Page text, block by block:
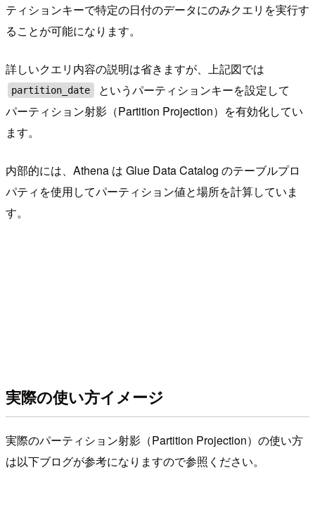
ティションキーで特定の日付のデータにのみクエリを実行す
ることが可能になります。
詳しいクエリ内容の説明は省きますが、上記図では
partition_date
というパーティションキーを設定して
パーティション射影（Partition Projection）を有効化してい
ます。
内部的には、Athena は Glue Data Catalog のテーブルプロ
パティを使用してパーティション値と場所を計算していま
す。
実際の使い方イメージ
実際のパーティション射影（Partition Projection）の使い方
は以下ブログが参考になりますので参照ください。